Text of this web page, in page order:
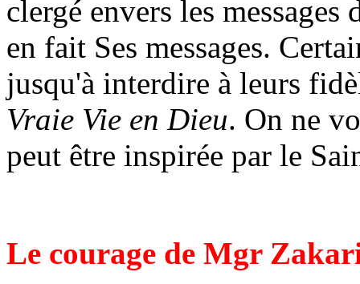
clergé envers les messages
en fait Ses messages.
jusqu'à interdire à leurs
Vraie Vie en Dieu. On ne
peut être inspirée par le
Le courage de Mgr